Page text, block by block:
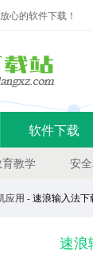
心的软件下载！
软件下载
教学 安
应用 - 速浪输入法下
速浪